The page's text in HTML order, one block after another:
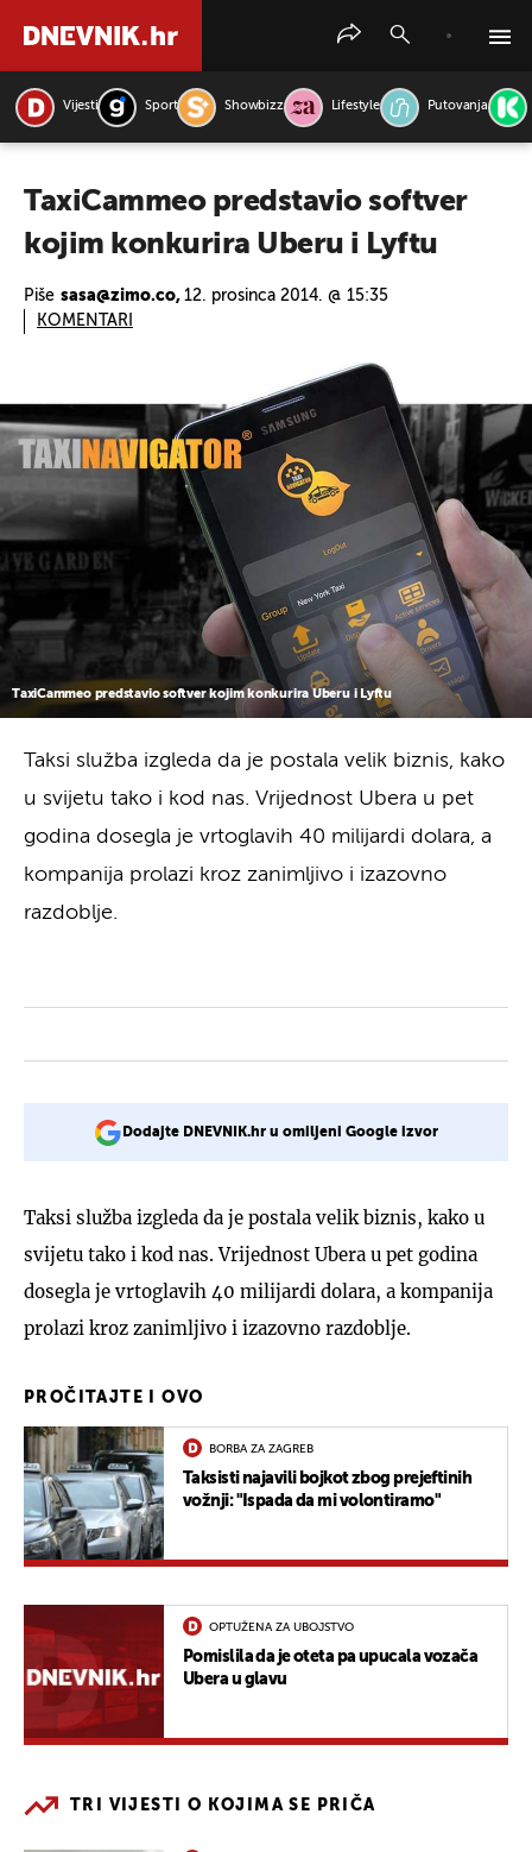
Vijesti Sport Showbizz Lifestyle Putovanja
TaxiCammeo predstavio softver
kojim konkurira Uberu i Lyftu
Piše sasa@zimo.co, 12. prosinca 2014. @ 15:35
KOMENTARI
TaxiCammeo predstavio softver kojim konkurira Uberu i Lyftu
Taksi služba izgleda da je postala velik biznis, kako
u svijetu tako i kod nas. Vrijednost Ubera u pet
godina dosegla je vrtoglavih 40 milijardi dolara, a
kompanija prolazi kroz zanimljivo i izazovno
razdoblje.
Dodajte DNEVNIK.hr u omiljeni Google izvor
Taksi služba izgleda da je postala velik biznis, kako u
svijetu tako i kod nas. Vrijednost Ubera u pet godina
dosegla je vrtoglavih 40 milijardi dolara, a kompanija
prolazi kroz zanimljivo i izazovno razdoblje.
PROČITAJTE I OVO
BORBA ZA ZAGREB
Taksisti najavili bojkot zbog prejeftinih
vožnji: "Ispada da mi volontiramo"
OPTUŽENA ZA UBOJSTVO
Pomislila da je oteta pa upucala vozača
Ubera u glavu
TRI VIJESTI O KOJIMA SE PRIČA
PRETRAŽITE VIJESTI